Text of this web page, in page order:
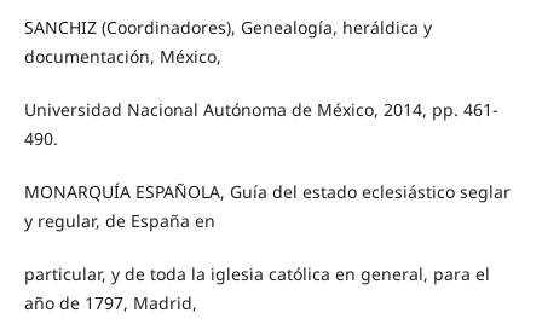
SANCHIZ (Coordinadores), Genealogía, heráldica y
documentación, México,
Universidad Nacional Autónoma de México, 2014, pp. 461-
490.
MONARQUÍA ESPAÑOLA, Guía del estado eclesiástico seglar
y regular, de España en
particular, y de toda la iglesia católica en general, para el
año de 1797, Madrid,